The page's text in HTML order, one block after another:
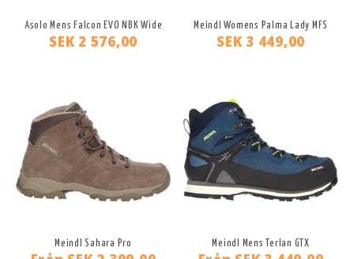
Asolo Mens Falcon EVO NBK Wide
SEK 2 576,00
Meindl Womens Palma Lady MFS
SEK 3 449,00
Meindl Sahara Pro Meindl Mens Terlan GTX